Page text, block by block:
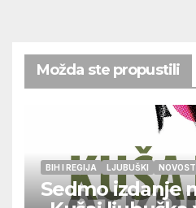
Možda ste propustili
BIH I REGIJA LJUBUŠKI
Sedmo izdanje